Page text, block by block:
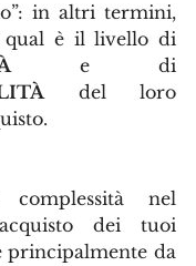
in altri termini,
del loro
nel
dei tuoi
principalmente da